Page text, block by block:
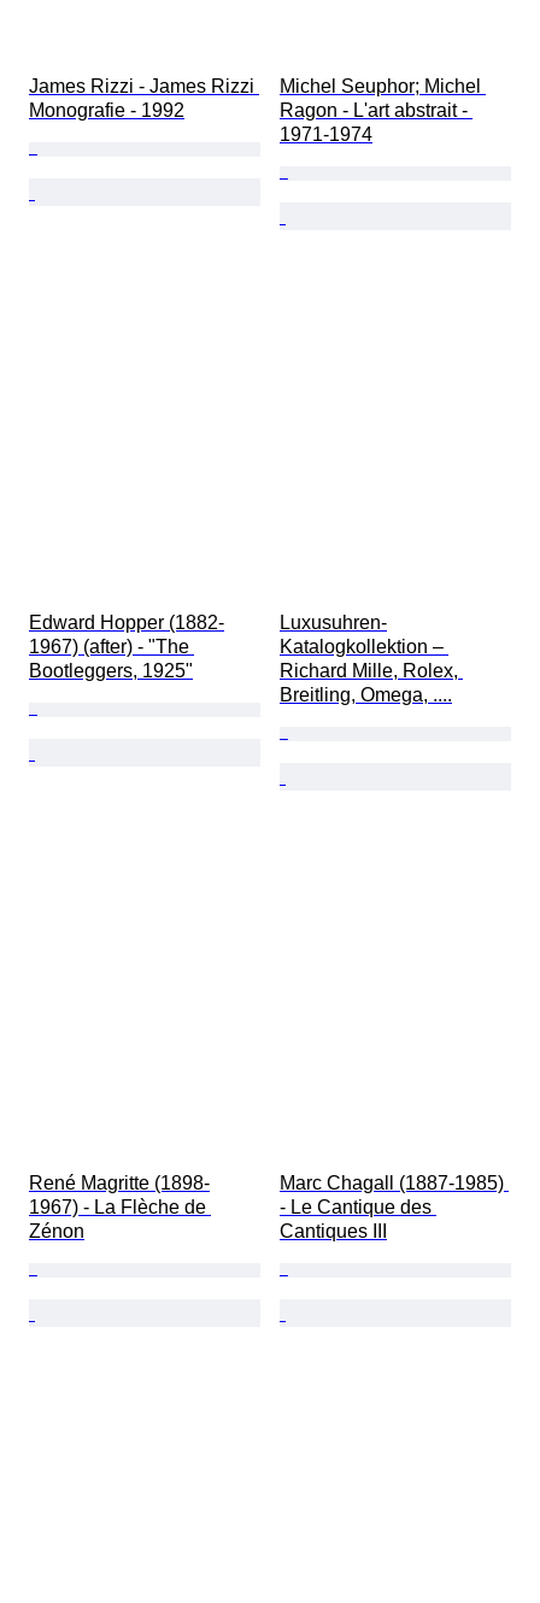
James Rizzi - James Rizzi
Monografie - 1992
Michel Seuphor; Michel
Ragon - L'art abstrait -
1971-1974
Edward Hopper (1882-
1967) (after) - "The
Bootleggers, 1925"
Luxusuhren-
Katalogkollektion –
Richard Mille, Rolex,
Breitling, Omega, ....
René Magritte (1898-
1967) - La Flèche de
Zénon
Marc Chagall (1887-1985)
- Le Cantique des
Cantiques III